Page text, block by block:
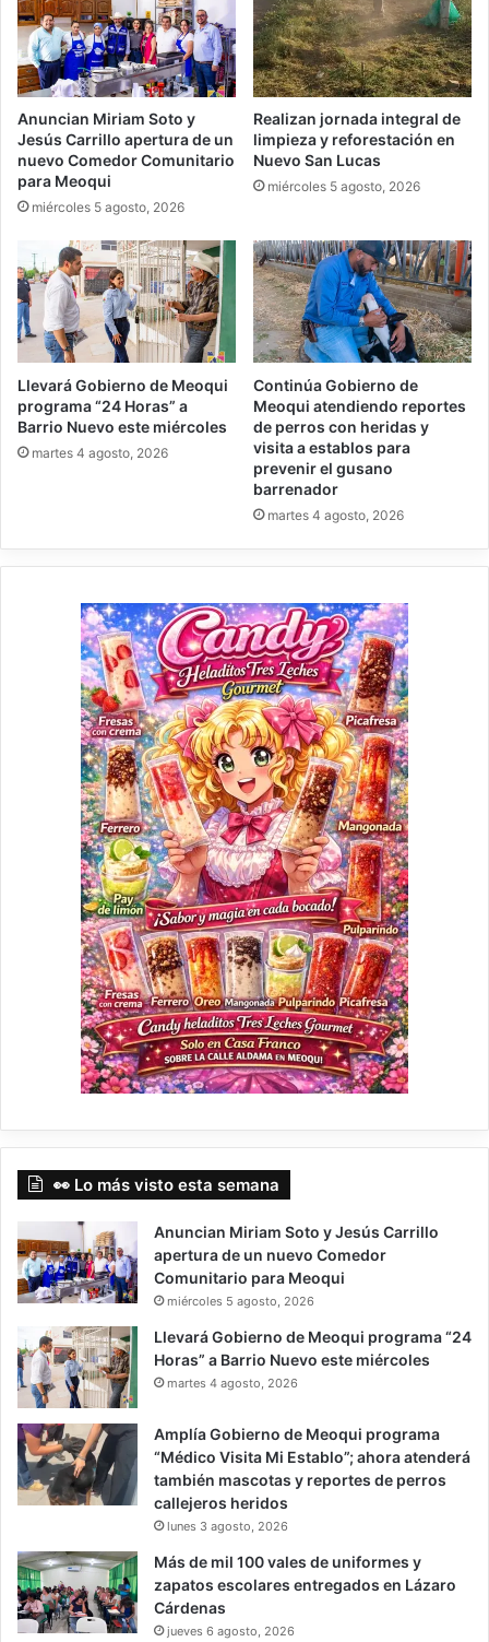
Anuncian Miriam Soto y
Jesús Carrillo apertura de un
nuevo Comedor Comunitario
para Meoqui
miércoles 5 agosto, 2026
Realizan jornada integral de
limpieza y reforestación en
Nuevo San Lucas
miércoles 5 agosto, 2026
Llevará Gobierno de Meoqui
programa “24 Horas” a
Barrio Nuevo este miércoles
martes 4 agosto, 2026
Continúa Gobierno de
Meoqui atendiendo reportes
de perros con heridas y
visita a establos para
prevenir el gusano
barrenador
martes 4 agosto, 2026
👀 Lo más visto esta semana
Anuncian Miriam Soto y Jesús Carrillo
apertura de un nuevo Comedor
Comunitario para Meoqui
miércoles 5 agosto, 2026
Llevará Gobierno de Meoqui programa “24
Horas” a Barrio Nuevo este miércoles
martes 4 agosto, 2026
Amplía Gobierno de Meoqui programa
“Médico Visita Mi Establo”; ahora atenderá
también mascotas y reportes de perros
callejeros heridos
lunes 3 agosto, 2026
Más de mil 100 vales de uniformes y
zapatos escolares entregados en Lázaro
Cárdenas
jueves 6 agosto, 2026